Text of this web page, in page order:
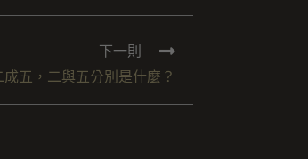
下一則
成五，二與五分別是什麼？